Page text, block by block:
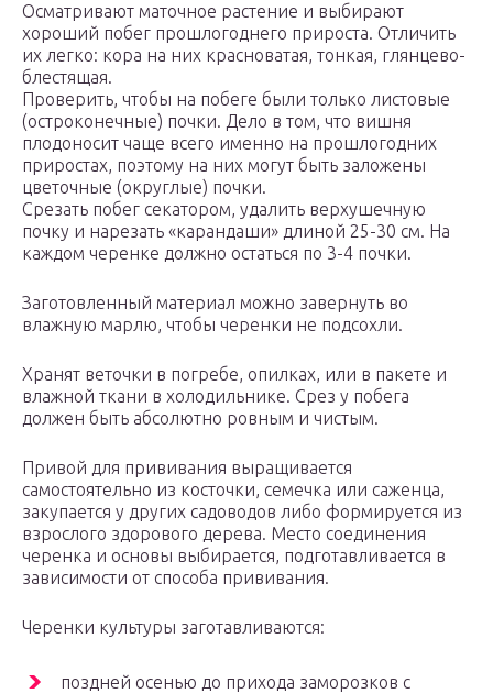
Осматривают маточное растение и выбирают
хороший побег прошлогоднего прироста. Отличить
их легко: кора на них красноватая, тонкая, глянцево-
блестящая.
Проверить, чтобы на побеге были только листовые
(остроконечные) почки. Дело в том, что вишня
плодоносит чаще всего именно на прошлогодних
приростах, поэтому на них могут быть заложены
цветочные (округлые) почки.
Срезать побег секатором, удалить верхушечную
почку и нарезать «карандаши» длиной 25-30 см. На
каждом черенке должно остаться по 3-4 почки.
Заготовленный материал можно завернуть во
влажную марлю, чтобы черенки не подсохли.
Хранят веточки в погребе, опилках, или в пакете и
влажной ткани в холодильнике. Срез у побега
должен быть абсолютно ровным и чистым.
Привой для прививания выращивается
самостоятельно из косточки, семечка или саженца,
закупается у других садоводов либо формируется из
взрослого здорового дерева. Место соединения
черенка и основы выбирается, подготавливается в
зависимости от способа прививания.
Черенки культуры заготавливаются:
поздней осенью до прихода заморозков с